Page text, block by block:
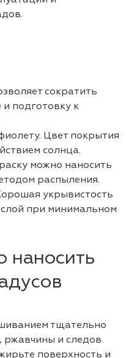
сократить
подготовку к
Цвет покрытия
солнца.
можно наносить
распыления.
укрывистость
при минимальном
наносить
тщательно
ржавчины и следов
поверхность и